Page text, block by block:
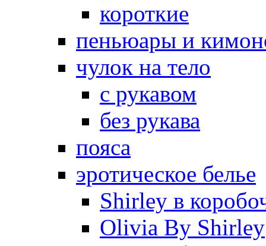
короткие
пеньюары и
чулок на тело
с рукавом
без рукава
пояса
эротическое белье
Shirley в
Olivia By Shirley